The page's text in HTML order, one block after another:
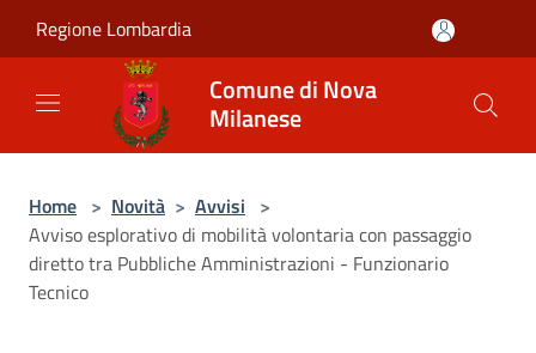
Regione Lombardia
Comune di Nova
Milanese
Home > Novità > Avvisi >
Avviso esplorativo di mobilità volontaria con passaggio
diretto tra Pubbliche Amministrazioni - Funzionario
Tecnico